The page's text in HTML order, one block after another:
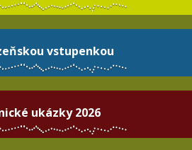
vstupenkou
ukázky 2026